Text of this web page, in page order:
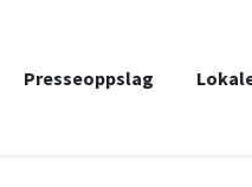
Presseoppslag